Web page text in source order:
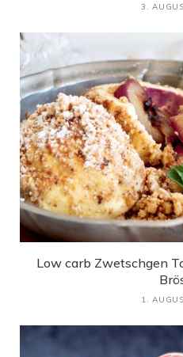
3.
Low carb Zwetschgen
1.